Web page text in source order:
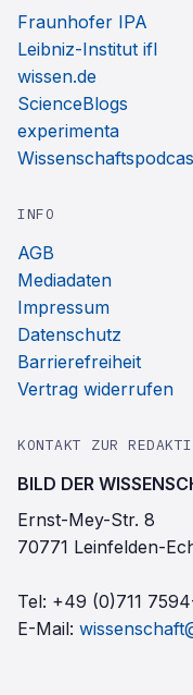
Fraunhofer IPA
Leibniz-Institut ifl
wissen.de
ScienceBlogs
experimenta
INFO
AGB
Mediadaten
Impressum
Datenschutz
Barrierefreiheit
Vertrag widerrufen
KONTAKT ZUR
BILD DER
Ernst-Mey-Str. 8
70771 Leinfelden-
Tel: +49 (0)711
E-Mail: